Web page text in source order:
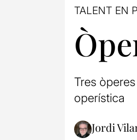
TALENT EN
Tres
operística
Jordi